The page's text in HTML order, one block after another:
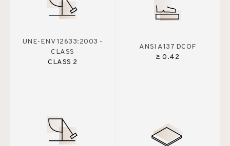
UNE-ENV 12633:2003 -
CLASS
CLASS 2
ANSI A137 DCOF
≥ 0.42